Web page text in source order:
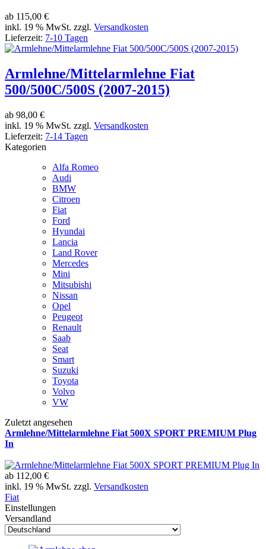
ab 115,00 €
inkl. 19 % MwSt. zzgl. Versandkosten
Lieferzeit: 7-10 Tagen
Armlehne/Mittelarmlehne Fiat
500/500C/500S (2007-2015)
ab 98,00 €
inkl. 19 % MwSt. zzgl. Versandkosten
Lieferzeit: 7-14 Tagen
Kategorien
Alfa Romeo
Audi
BMW
Citroen
Fiat
Ford
Hyundai
Lancia
Land Rover
Mercedes
Mini
Mitsubishi
Nissan
Opel
Peugeot
Renault
Saab
Seat
Smart
Suzuki
Toyota
Volvo
VW
Zuletzt angesehen
Armlehne/Mittelarmlehne Fiat 500X SPORT PREMIUM Plug
In
ab 112,00 €
inkl. 19 % MwSt. zzgl. Versandkosten
Fiat
Einstellungen
Versandland